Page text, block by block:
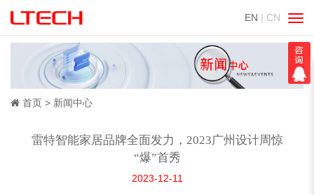
EN | CN
切
换
导
航
首页 新闻中心
雷特智能家居品牌全面发力，2023广州设计周惊
“爆”首秀
2023-12-11